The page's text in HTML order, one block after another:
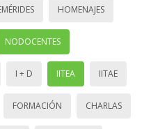
HOMENAJES
NODOCENTES
I + D IITEA IITAE
FORMACIÓN CHARLAS